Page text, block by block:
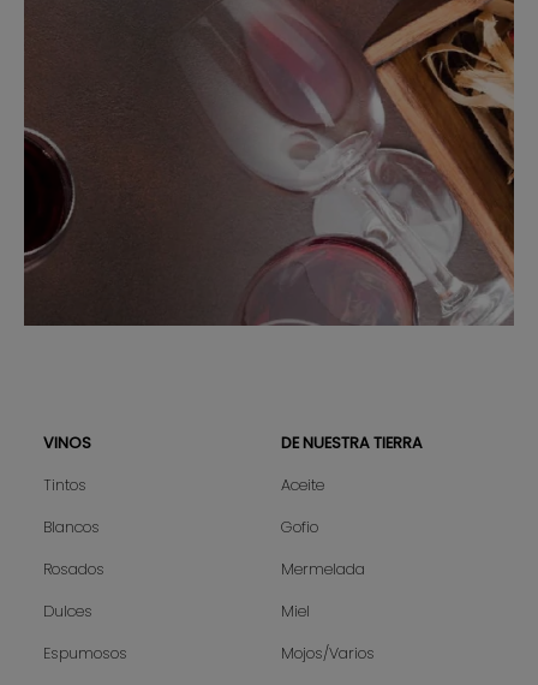
Sitemap
VINOS
Tintos
Blancos
Rosados
Dulces
Espumosos
DE NUESTRA TIERRA
Aceite
Gofio
Mermelada
Miel
Mojos/Varios